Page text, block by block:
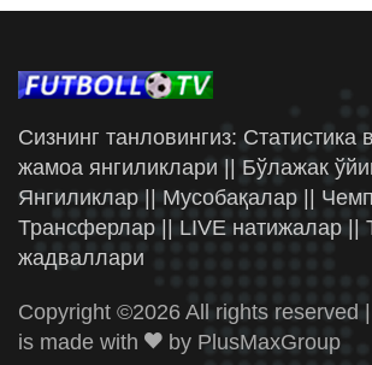
Сизнинг танловингиз: Статистика
жамоа янгиликлари || Бўлажак
Янгиликлар || Мусобақалар ||
Трансферлар || LIVE натижалар ||
жадваллари
Copyright ©2026 All rights reserved
is made with
by PlusMaxGroup